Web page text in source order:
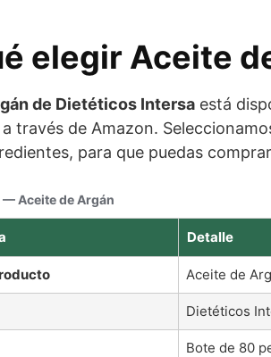
elegir Aceite
de Dietéticos Intersa está
través de Amazon.
para que puedas
— Aceite de Argán
Detalle
Aceite de
Dietéticos
Bote de 80